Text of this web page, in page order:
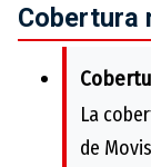
Cobertura
La
de